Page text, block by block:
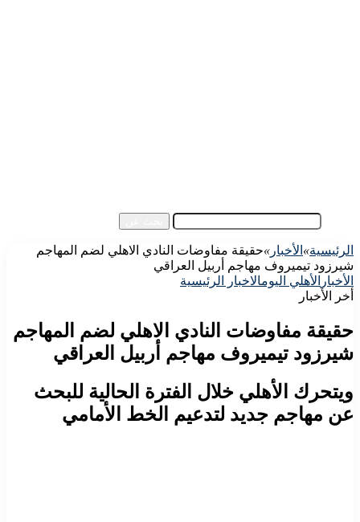
الرئيسية» الأخبار »حقيقة مفاوضات النادي الاهلي لضم المهاجم
شيرزود تيميروف مهاجم أربيل العراقي
الأخبار الأهلي اليومالاخبار الرئيسية
أخر الأخبار
حقيقة مفاوضات النادي الاهلي لضم المهاجم
شيرزود تيميروف مهاجم أربيل العراقي
ويتحرك الأهلي خلال الفترة الحالية للبحث
عن مهاجم جديد لتدعيم الخط الأمامي